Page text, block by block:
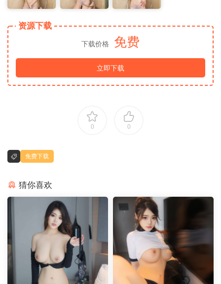
资源下载
下载价格 免费
立即下载
0 0
免费下载
猜你喜欢